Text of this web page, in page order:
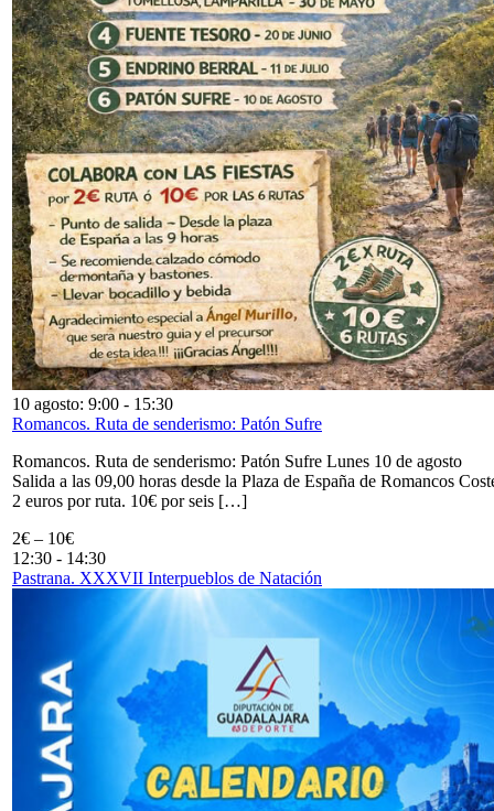
10 agosto: 9:00 - 15:30
Romancos. Ruta de senderismo: Patón Sufre
Romancos. Ruta de senderismo: Patón Sufre Lunes 10 de agosto
Salida a las 09,00 horas desde la Plaza de España de Romancos
2 euros por ruta. 10€ por seis […]
2€ – 10€
12:30 - 14:30
Pastrana. XXXVII Interpueblos de Natación